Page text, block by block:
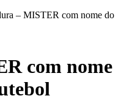
– MISTER com nome do
com nome